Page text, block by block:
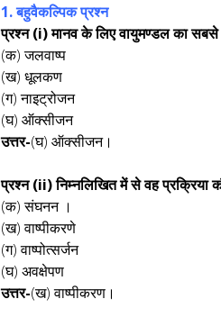
1. बहुवैकल्पिक प्रश्न
प्रश्न (i) मानव के लिए वायुमण्डल का सबसे
(क) जलवाष्प
(ख) धूलकण
(ग) नाइट्रोजन
(घ) ऑक्सीजन
उत्तर-(घ) ऑक्सीजन।
प्रश्न (ii) निम्नलिखित में से वह प्रक्रिया
(क) संघनन ।
(ख) वाष्पीकरणे
(ग) वाष्पोत्सर्जन
(घ) अवक्षेपण
उत्तर-(ख) वाष्पीकरण।